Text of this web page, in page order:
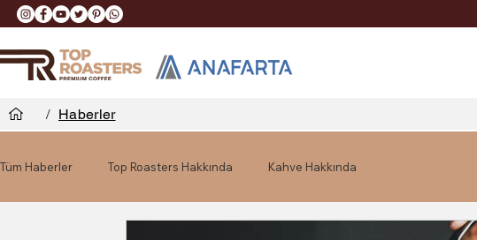
/ Haberler
Tüm Haberler Top Roasters Hakkında Kahve Hakkında